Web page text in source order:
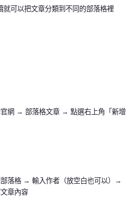
就可以把文章分類到不同的部落格裡
網 → 部落格文章 → 點選右上角「新增
落格 → 輸入作者（放空白也可以）→
章內容